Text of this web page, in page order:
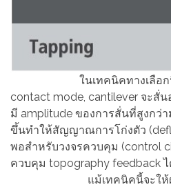
ในเทคนิคทางเลือกนี้ซึ่ง
contact mode, cantilever จะสั่
มี amplitude ของการสั่นที่สูงกว่
ขึ้นทำให้สัญญาณการโก่งตัว
พอสำหรับวงจรควบคุม (control
ควบคุม topography feedback
แม้เทคนิคนี้จะให้ผลลัพ